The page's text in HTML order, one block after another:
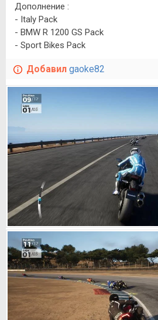
Дополнение :
- Italy Pack
- BMW R 1200 GS Pack
- Sport Bikes Pack
Добавил gaoke82